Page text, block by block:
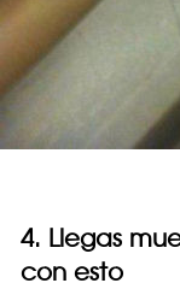
4. Llegas
con esto